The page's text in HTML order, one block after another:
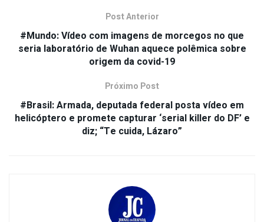
Post Anterior
#Mundo: Vídeo com imagens de morcegos no que
seria laboratório de Wuhan aquece polêmica sobre
origem da covid-19
Próximo Post
#Brasil: Armada, deputada federal posta vídeo em
helicóptero e promete capturar ‘serial killer do DF’ e
diz; “Te cuida, Lázaro”